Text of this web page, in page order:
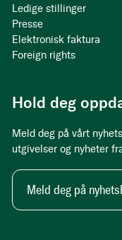
Ledige stillinger
Presse
Elektronisk faktura
Foreign rights
Hold deg
Meld deg på vårt
utgivelser og nyheter
Meld deg på